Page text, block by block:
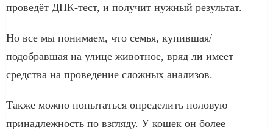
проведёт ДНК-тест, и получит нужный результат.
Но все мы понимаем, что семья, купившая/
подобравшая на улице животное, вряд ли имеет
средства на проведение сложных анализов.
Также можно попытаться определить половую
принадлежность по взгляду. У кошек он более